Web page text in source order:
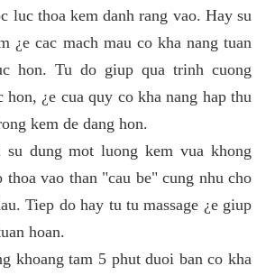
luc thoa kem danh rang vao. Hay su
¿e cac mach mau co kha nang tuan
hon. Tu do giup qua trinh cuong
hon, ¿e cua quy co kha nang hap thu
kem de dang hon.
dung mot luong kem vua khong
thoa vao than "cau be" cung nhu cho
Tiep do hay tu tu massage ¿e giup
hoan.
khoang tam 5 phut duoi ban co kha